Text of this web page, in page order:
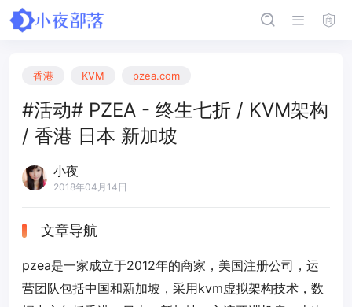
香港 KVM pzea.com
#活动# PZEA - 终生七折 / KVM架构
/ 香港 日本 新加坡
小夜
2018年04月14日
文章导航
pzea是一家成立于2012年的商家，美国注册公司，运
营团队包括中国和新加坡，采用kvm虚拟架构技术，数